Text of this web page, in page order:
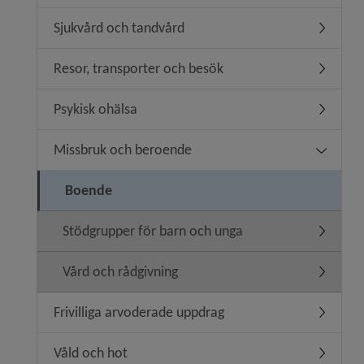
Sjukvård och tandvård
Resor, transporter och besök
Psykisk ohälsa
Missbruk och beroende
Boende
Stödgrupper för barn och unga
Vård och rådgivning
Frivilliga arvoderade uppdrag
Våld och hot